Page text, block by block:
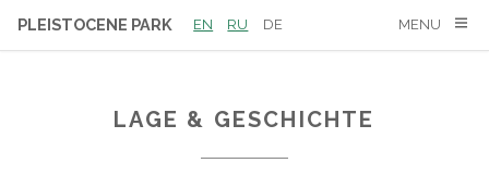
PLEISTOCENE PARK EN RU DE MENU
LAGE & GESCHICHTE